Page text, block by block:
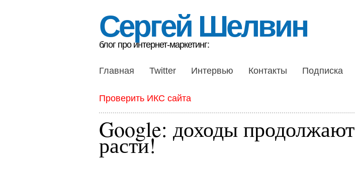
Сергей Шелвин
блог про интернет-маркетинг:
Главная Twitter Интервью Контакты Подписка
Проверить ИКС сайта
Google: доходы продолжают
расти!